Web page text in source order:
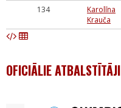
134
Karolīna
Krauča
OFICIĀLIE ATBALSTĪTĀJI